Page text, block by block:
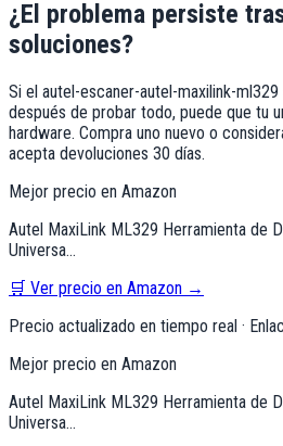
¿El problema persiste
soluciones?
Si el autel-escaner-autel-maxilink-ml329
después de probar todo, puede que tu
hardware. Compra uno nuevo o
acepta devoluciones 30 días.
Mejor precio en Amazon
Autel MaxiLink ML329 Herramienta de
Universa…
🛒 Ver precio en Amazon →
Precio actualizado en tiempo real ·
Mejor precio en Amazon
Autel MaxiLink ML329 Herramienta de
Universa…